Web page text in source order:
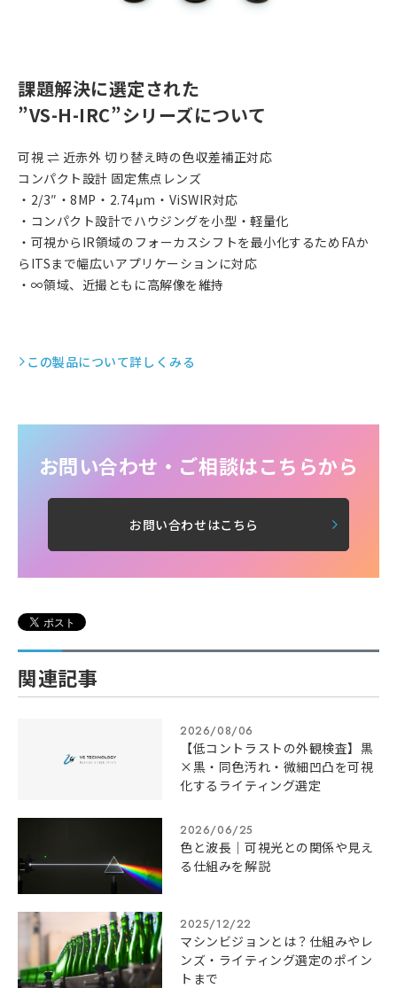
課題解決に選定された
”VS-H-IRC”シリーズについて
可視 ⇌ 近赤外 切り替え時の色収差補正対応
コンパクト設計 固定焦点レンズ
・2/3″・8MP・2.74μm・ViSWIR対応
・コンパクト設計でハウジングを小型・軽量化
・可視からIR領域のフォーカスシフトを最小化するためFAか
らITSまで幅広いアプリケーションに対応
・∞領域、近撮ともに高解像を維持
この製品について詳しくみる
お問い合わせ・ご相談はこちらから
お問い合わせはこちら
関連記事
2026/08/06
【低コントラストの外観検査】黒
×黒・同色汚れ・微細凹凸を可視
化するライティング選定
2026/06/25
色と波長｜可視光との関係や見え
る仕組みを解説
2025/12/22
マシンビジョンとは？仕組みやレ
ンズ・ライティング選定のポイン
トまで